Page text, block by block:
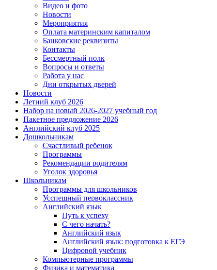
Видео и фото
Новости
Мероприятия
Оплата материнским капиталом
Банковские реквизиты
Контакты
Бессмертный полк
Вопросы и ответы
Работа у нас
Дни открытых дверей
Новости
Летний клуб 2026
Набор на новый 2026-2027 учебный год
Пакетное предложение 2026
Английский клуб 2025
Дошкольникам
Счастливый ребенок
Программы
Рекомендации родителям
Уголок здоровья
Школьникам
Программы для школьников
Усспешный первоклассник
Английский язык
Путь к успеху
С чего начать?
Английский язык
Английский язык: подготовка к ЕГЭ
Цифровой учебник
Компьютерные программы
Физика и математика